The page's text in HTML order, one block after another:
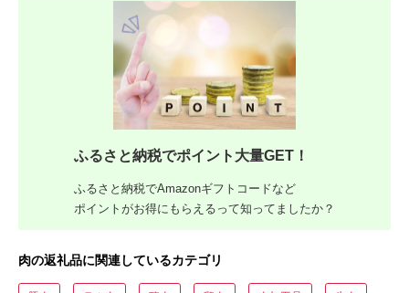
ふるさと納税でポイント大量GET！
ふるさと納税でAmazonギフトコードなど
ポイントがお得にもらえるって知ってましたか？
肉の返礼品に関連しているカテゴリ